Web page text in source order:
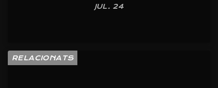
JUL. 24
RELACIONATS